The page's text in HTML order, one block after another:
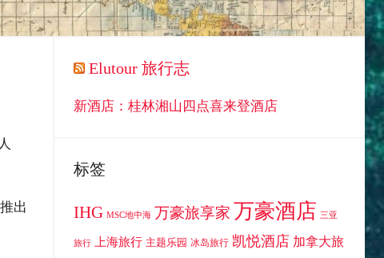
出
Elutour 旅行志
新酒店：桂林湘山四点喜来登酒店
标签
IHG MSC地中海 万豪旅享家 万豪酒店 三亚
旅行 上海旅行 主题乐园 冰岛旅行 凯悦酒店 加拿大旅